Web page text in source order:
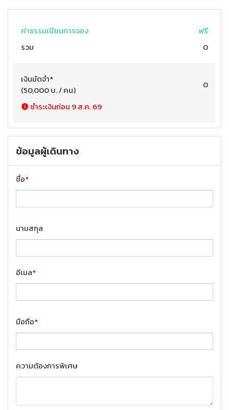
ค่าธรรมเนียมการจอง
ฟรี
รวม
0
เงินมัดจำ*
(50,000บ. / คน)
0
ชำระเงินก่อน 9 ส.ค. 69
ข้อมูลผู้เดินทาง
ชื่อ*
นามสกุล
อีเมล*
มือถือ*
ความต้องการพิเศษ